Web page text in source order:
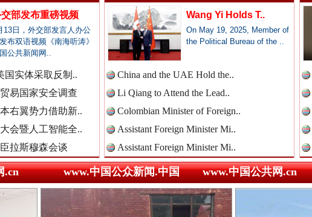
检察新闻网.中国
医药新闻网.中国
企业新闻网.中国
农业新闻网.中国
部发布重磅视频
13日，外交部发言人办公
布双语视频《南海听涛》
公共新闻网..
国实体采取反制..
易国家安全调查
右翼势力借助新..
会暨人工智能全..
拉斯穆森会谈
Wang Yi Holds T..
On May 19, 2025, Member of
the Political Bureau of the ..
China and the UAE Hold the..
Li Qiang to Attend the Lead..
Colombian Minister of Foreign..
Assistant Foreign Minister Mi..
Assistant Foreign Minister Mi..
.cn www.中国公众新闻.中国 www.中国公共网.cn